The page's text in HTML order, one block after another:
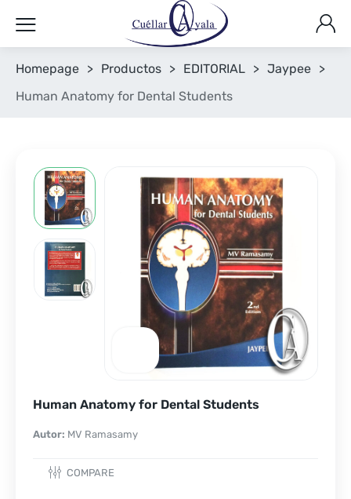
Homepage > Productos > EDITORIAL > Jaypee >
Human Anatomy for Dental Students
Human Anatomy for Dental Students
Autor: MV Ramasamy
COMPARE